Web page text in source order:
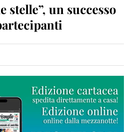
stelle”, un successo